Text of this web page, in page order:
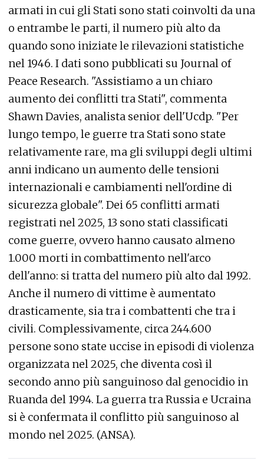
armati in cui gli Stati sono stati coinvolti da una
o entrambe le parti, il numero più alto da
quando sono iniziate le rilevazioni statistiche
nel 1946. I dati sono pubblicati su Journal of
Peace Research. "Assistiamo a un chiaro
aumento dei conflitti tra Stati", commenta
Shawn Davies, analista senior dell'Ucdp. "Per
lungo tempo, le guerre tra Stati sono state
relativamente rare, ma gli sviluppi degli ultimi
anni indicano un aumento delle tensioni
internazionali e cambiamenti nell'ordine di
sicurezza globale". Dei 65 conflitti armati
registrati nel 2025, 13 sono stati classificati
come guerre, ovvero hanno causato almeno
1.000 morti in combattimento nell'arco
dell'anno: si tratta del numero più alto dal 1992.
Anche il numero di vittime è aumentato
drasticamente, sia tra i combattenti che tra i
civili. Complessivamente, circa 244.600
persone sono state uccise in episodi di violenza
organizzata nel 2025, che diventa così il
secondo anno più sanguinoso dal genocidio in
Ruanda del 1994. La guerra tra Russia e Ucraina
si è confermata il conflitto più sanguinoso al
mondo nel 2025. (ANSA).